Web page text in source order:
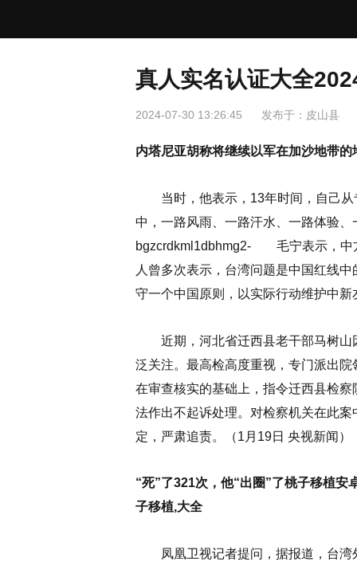
真人实名认证大全
2024-07-30 13:26:45 发布于： 皮山县
内塔尼亚胡称将继续以军在加沙地带的
当时，他表示，13年时间，自己从
中，一路风雨、一路汗水、一路体验
bgzcrdkml1dbhmg2- 毛宁表示，中
人曾多次表示，台湾问题是中国红线
守一个中国原则，以实际行动维护中新
近期，河北省迁西县老干部马树山
泛关注。最高检高度重视，专门派出
在审查核实的基础上，指令迁西县检
法作出不起诉处理。对检察机关在此
定，严肃追责。（1月19日 央视新闻）
“死”了321次，他“出圈”了桃子移植
子移植,大全
凤凰卫视记者提问，据报道，台湾